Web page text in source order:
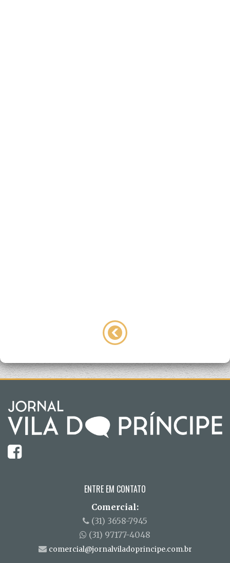
ENTRE EM CONTATO
Comercial:
(31) 3658-7945
(31) 97177-4048
comercial@jornalviladoprincipe.com.br